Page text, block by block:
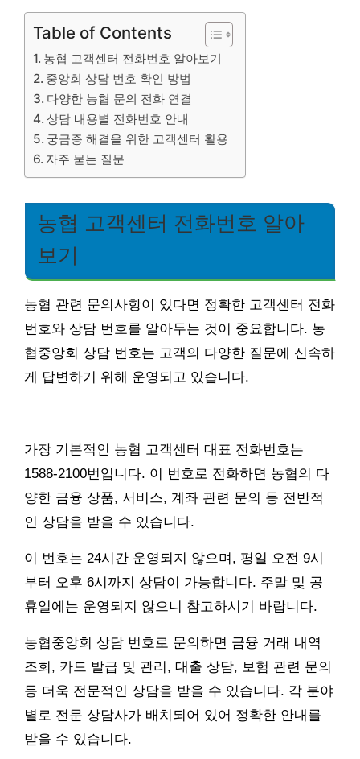
Table of Contents
농협 고객센터 전화번호 알아보기
중앙회 상담 번호 확인 방법
다양한 농협 문의 전화 연결
상담 내용별 전화번호 안내
궁금증 해결을 위한 고객센터 활용
자주 묻는 질문
농협 고객센터 전화번호 알아
보기
농협 관련 문의사항이 있다면 정확한 고객센터 전화
번호와 상담 번호를 알아두는 것이 중요합니다. 농
협중앙회 상담 번호는 고객의 다양한 질문에 신속하
게 답변하기 위해 운영되고 있습니다.
가장 기본적인 농협 고객센터 대표 전화번호는
1588-2100번입니다. 이 번호로 전화하면 농협의 다
양한 금융 상품, 서비스, 계좌 관련 문의 등 전반적
인 상담을 받을 수 있습니다.
이 번호는 24시간 운영되지 않으며, 평일 오전 9시
부터 오후 6시까지 상담이 가능합니다. 주말 및 공
휴일에는 운영되지 않으니 참고하시기 바랍니다.
농협중앙회 상담 번호로 문의하면 금융 거래 내역
조회, 카드 발급 및 관리, 대출 상담, 보험 관련 문의
등 더욱 전문적인 상담을 받을 수 있습니다. 각 분야
별로 전문 상담사가 배치되어 있어 정확한 안내를
받을 수 있습니다.